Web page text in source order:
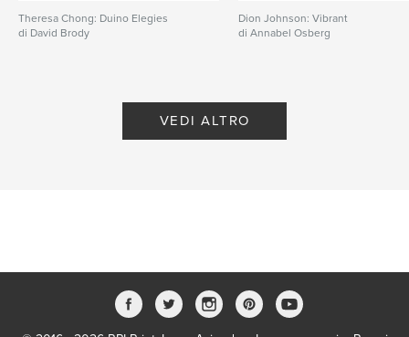
Theresa Chong: Duino Elegies
di David Brody
Dion Johnson: Vibrant
di Annabel Osberg
VEDI ALTRO